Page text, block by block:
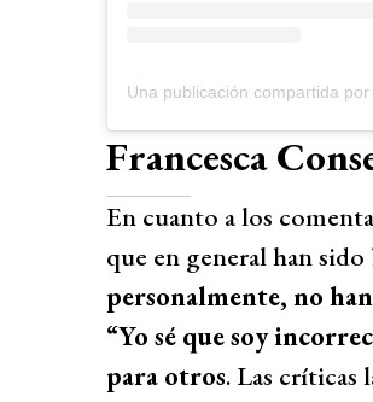
Una publicación compartida
Francesca
En cuanto a los
que en general han sido
personalmente, no
“Yo sé que soy
para otros. Las críticas